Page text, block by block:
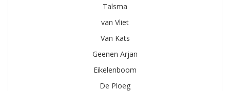
Talsma
van Vliet
Van Kats
Geenen Arjan
Eikelenboom
De Ploeg